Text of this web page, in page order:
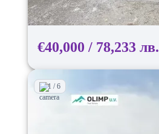
€40,000 / 78,233 лв.
1 / 6